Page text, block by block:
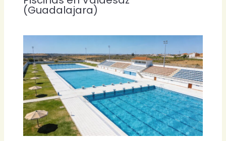
(Guadalajara)